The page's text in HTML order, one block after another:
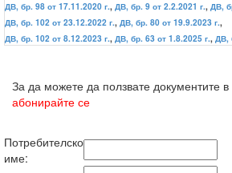
ДВ, бр. 98 от 17.11.2020 г., ДВ, бр. 9 от 2.2.2021 г., ДВ,
ДВ, бр. 102 от 23.12.2022 г., ДВ, бр. 80 от 19.9.2023 г.,
ДВ, бр. 102 от 8.12.2023 г., ДВ, бр. 63 от 1.8.2025 г., ДВ,
За да можете да ползвате документите в
абонирайте се
Потребителско
име: